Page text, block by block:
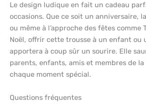
Le design ludique en fait un cadeau
occasions. Que ce soit un anniversaire,
ou même à l’approche des fêtes comme
Noël, offrir cette trousse à un enfant ou
apportera à coup sûr un sourire. Elle
parents, enfants, amis et membres de
chaque moment spécial.
Questions fréquentes